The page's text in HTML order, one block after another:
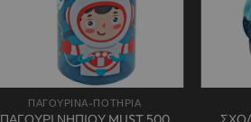
ΠΑΓΟΥΡΙΝΑ-ΠΟΤΗΡΙΑ